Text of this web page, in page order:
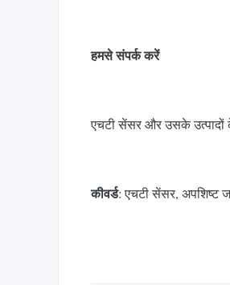
हमसे संपर्क करें
एचटी सेंसर और उसके उत्पादों
कीवर्ड: एचटी सेंसर, अपशिष्ट